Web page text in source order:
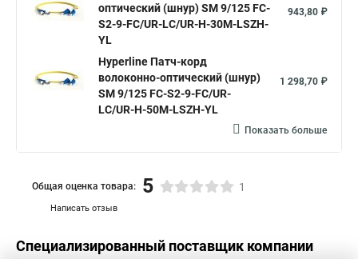
оптический (шнур) SM 9/125 FC-
S2-9-FC/UR-LC/UR-H-30M-LSZH-
YL
943,80 ₽
Hyperline Патч-корд
волоконно-оптический (шнур)
SM 9/125 FC-S2-9-FC/UR-
LC/UR-H-50M-LSZH-YL
1 298,70 ₽
Показать больше
Написать отзыв
Общая оценка товара: 5 1
Специализированный поставщик компании